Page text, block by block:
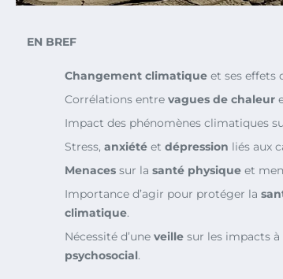
EN BREF
Changement climatique et ses effets
Corrélations entre vagues de chaleur
Impact des phénomènes climatiques
Stress, anxiété et dépression liés aux
Menaces sur la santé physique et
Importance d’agir pour protéger la
climatique.
Nécessité d’une veille sur les impacts
psychosocial.